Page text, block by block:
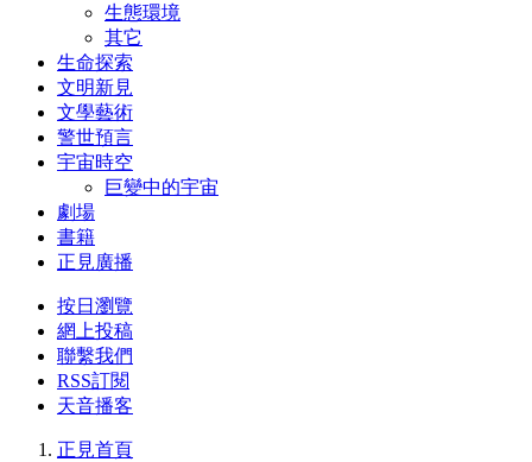
生態環境
其它
生命探索
文明新見
文學藝術
警世預言
宇宙時空
巨變中的宇宙
劇場
書籍
正見廣播
按日瀏覽
網上投稿
聯繫我們
RSS訂閱
天音播客
正見首頁